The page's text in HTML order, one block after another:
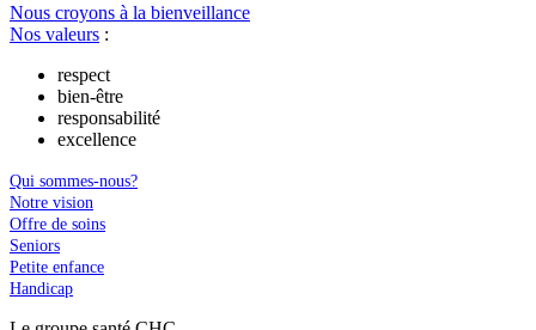
Nous croyons à la bienveillance
Nos valeurs :
respect
bien-être
responsabilité
excellence
Qui sommes-nous?
Notre vision
Offre de soins
Seniors
Petite enfance
Handicap